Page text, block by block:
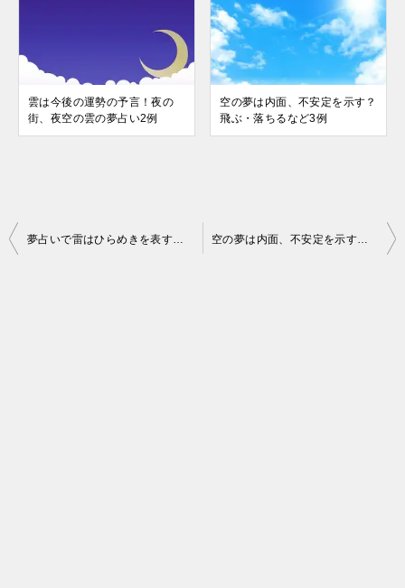
雲は今後の運勢の予言！夜の
街、夜空の雲の夢占い2例
空の夢は内面、不安定を示す？
飛ぶ・落ちるなど3例
投
夢占いで雷はひらめきを表す？落雷や停電など6例 空の夢は内面、不安定を示す？飛ぶ・落ちるなど3例